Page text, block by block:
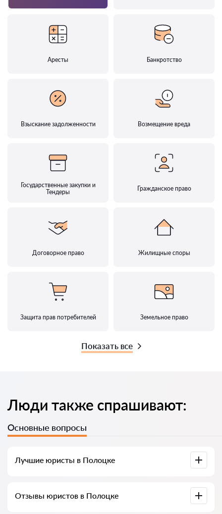
Аресты Банкротство
Взыскание задолженности Возмещение вреда
Государственные закупки и
Тендеры
Гражданское право
Договорное право Жилищные споры
Защита прав потребителей Земельное право
Показать все
Люди также спрашивают:
Основные вопросы
Лучшие юристы в Полоцке
информацией. Цены, отзывы, номер телефона и адрес.
Отзывы юристов в Полоцке